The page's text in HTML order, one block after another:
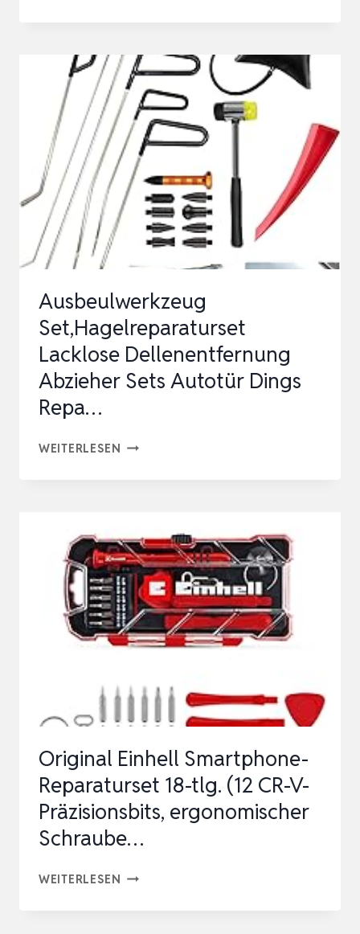
HEBEL-
UND
ÖFFNUNGSWERKZEUGEN
–
REPARATUR
VON
ELEKTRONIKGERÄTEN,
HANDYS,
Ausbeulwerkzeug
Set,Hagelreparaturset
Lacklose Dellenentfernung
Abzieher Sets Autotür Dings
Repa…
WEITERLESEN AUSBEULWERKZEUG
ABZIEHER
SETS
AUTOTÜR
DINGS
REPA…
Original Einhell Smartphone-
Reparaturset 18-tlg. (12 CR-V-
Präzisionsbits, ergonomischer
Schraube…
WEITERLESEN ORIGINAL